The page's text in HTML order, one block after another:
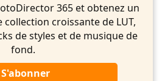
365 et obtenez un
collection croissante de LUT,
de styles et de musique de
fond.
S'abonner